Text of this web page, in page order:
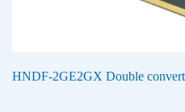
HNDF-2GE2GX Double